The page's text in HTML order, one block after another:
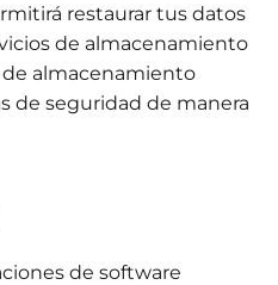
restaurar tus datos
de almacenamiento
almacenamiento
de seguridad de manera
de software